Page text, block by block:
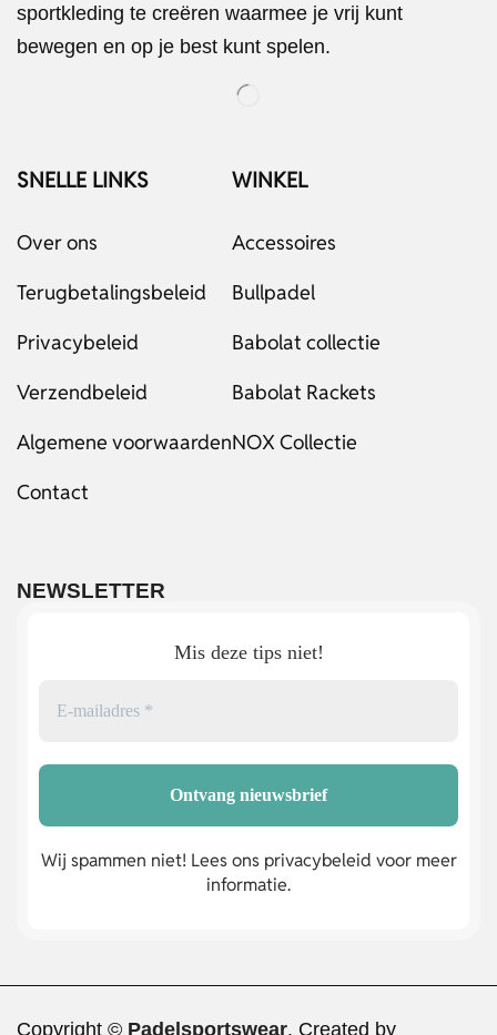
sportkleding te creëren waarmee je vrij kunt
bewegen en op je best kunt spelen.
SNELLE LINKS
Over ons
Terugbetalingsbeleid
Privacybeleid
Verzendbeleid
Algemene voorwaarden
Contact
WINKEL
Accessoires
Bullpadel
Babolat collectie
Babolat Rackets
NOX Collectie
NEWSLETTER
Mis deze tips niet!
Wij spammen niet! Lees ons privacybeleid voor meer
informatie.
Copyright © Padelsportswear. Created by